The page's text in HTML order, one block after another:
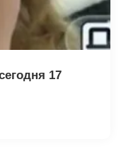
17